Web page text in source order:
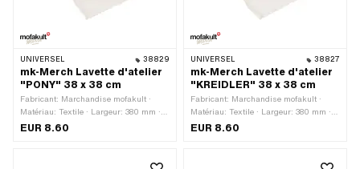
UNIVERSEL 38829
mk-Merch Lavette d'atelier
"PONY" 38 x 38 cm
Fabricant: Marchandise mofakult ·
Matériau: Textile · Largeur: 380 mm ·
Hauteur: 380 mm · Champ
EUR 8.60
UNIVERSEL 38827
mk-Merch Lavette d'atelier
"KREIDLER" 38 x 38 cm
Fabricant: Marchandise mofakult ·
Matériau: Textile · Largeur: 380 mm ·
Hauteur: 380 mm · Champ
EUR 8.60